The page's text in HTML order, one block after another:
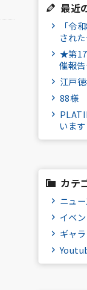
最近
「令
され
★第17
催報
江戸
88様
います
カテ
ニュ
イベ
ギャ